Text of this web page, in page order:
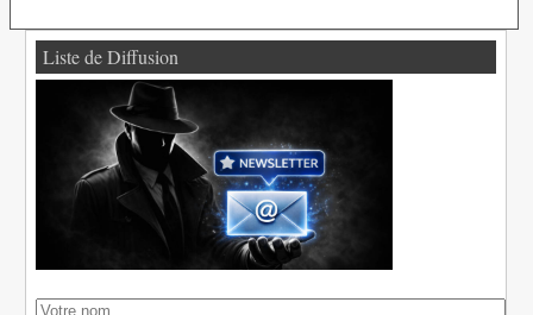
Liste de Diffusion